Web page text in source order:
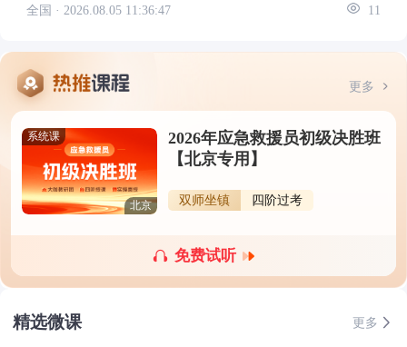
全国 · 2026.08.05 11:36:47 11
更多
系统课
北京
2026年应急救援员初级决胜班
【北京专用】
双师坐镇 四阶过考
免费试听
精选微课 更多